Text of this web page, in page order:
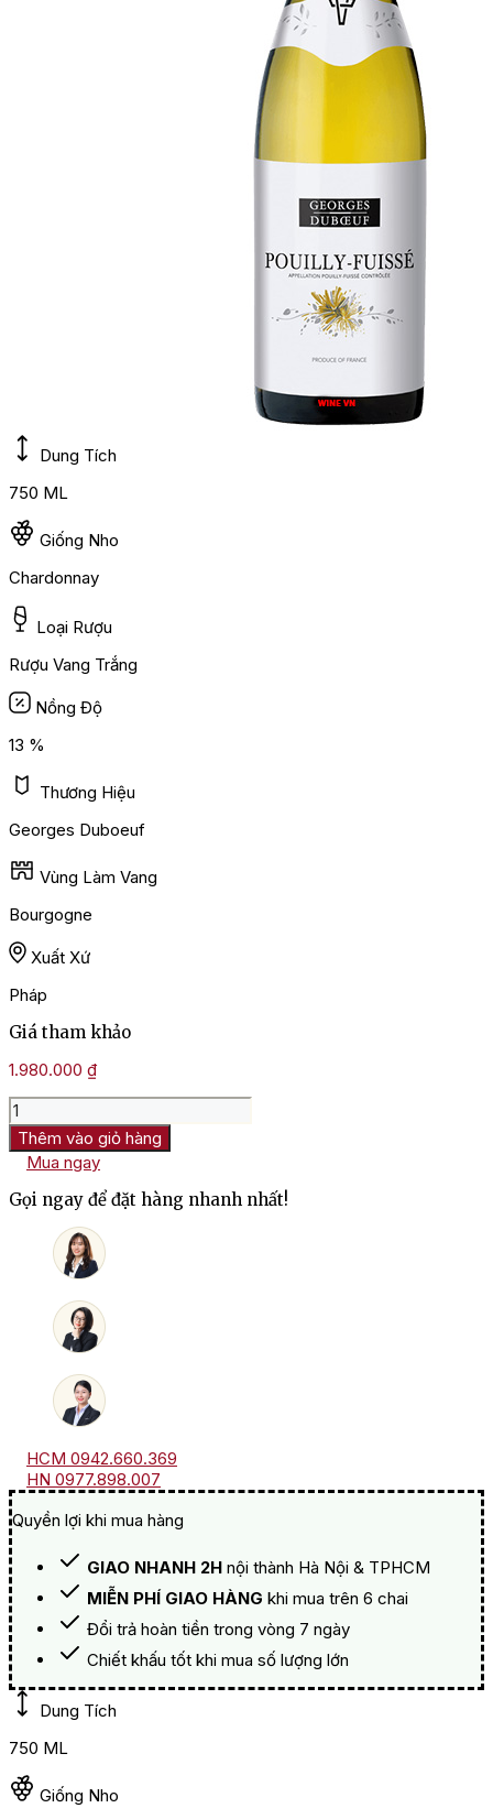
Dung Tích
750 ML
Giống Nho
Chardonnay
Loại Rượu
Rượu Vang Trắng
Nồng Độ
13 %
Thương Hiệu
Georges Duboeuf
Vùng Làm Vang
Bourgogne
Xuất Xứ
Pháp
Giá tham khảo
1.980.000 ₫
Rượu
Vang
Pháp
Georges
Duboeuf
Pouilly
Thêm vào giỏ hàng
Mua ngay
Gọi ngay để đặt hàng nhanh nhất!
HCM 0942.660.369
HN 0977.898.007
Quyền lợi khi mua hàng
GIAO NHANH 2H nội thành Hà Nội & TPHCM
MIỄN PHÍ GIAO HÀNG khi mua trên 6 chai
Đổi trả hoàn tiền trong vòng 7 ngày
Chiết khấu tốt khi mua số lượng lớn
Dung Tích
750 ML
Giống Nho